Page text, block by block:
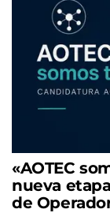
«AOTEC
nueva
de